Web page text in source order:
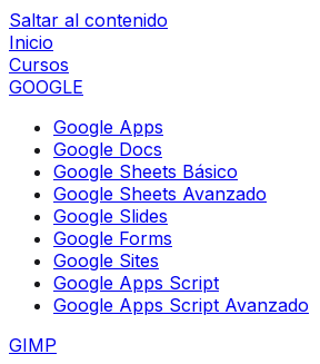
Saltar al contenido
Inicio
Cursos
GOOGLE
Google Apps
Google Docs
Google Sheets Básico
Google Sheets Avanzado
Google Slides
Google Forms
Google Sites
Google Apps Script
Google Apps Script Avanzado
GIMP